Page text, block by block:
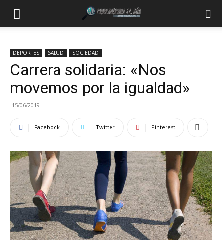
DEPORTES SALUD SOCIEDAD
Carrera solidaria: «Nos
movemos por la igualdad»
15/06/2019
Facebook Twitter Pinterest